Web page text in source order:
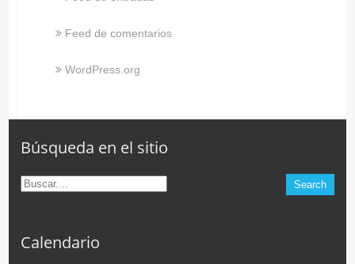
Feed de comentarios
WordPress.org
Búsqueda en el sitio
Calendario